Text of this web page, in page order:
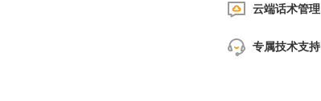
云端话术管理
专属技术支持